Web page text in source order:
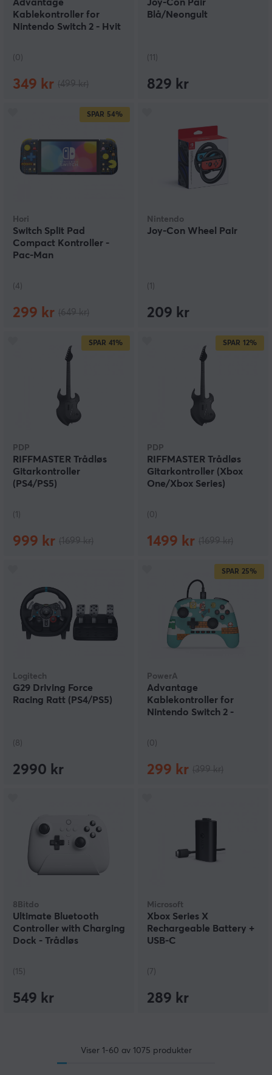
Advantage
Kablekontroller for
Nintendo Switch 2 - Hvit
(0)
349 kr
Joy-Con Pair
Blå/Neongult
(11)
829 kr
SPAR 54%
Hori
Switch Split Pad
Compact Kontroller -
Pac-Man
(4)
299 kr
Nintendo
Joy-Con Wheel Pair
(1)
209 kr
SPAR 41%
PDP
RIFFMASTER Trådløs
Gitarkontroller
(PS4/PS5)
(1)
999 kr
SPAR 12%
PDP
RIFFMASTER Trådløs
Gitarkontroller (Xbox
One/Xbox Series)
(0)
1499 kr
Logitech
G29 Driving Force
Racing Ratt (PS4/PS5)
(8)
2990 kr
SPAR 25%
PowerA
Advantage
Kablekontroller for
Nintendo Switch 2 -
(0)
299 kr
8Bitdo
Ultimate Bluetooth
Controller with Charging
Dock - Trådløs
(15)
549 kr
Microsoft
Xbox Series X
Rechargeable Battery +
USB-C
(7)
289 kr
Viser 1-60 av 1075 produkter